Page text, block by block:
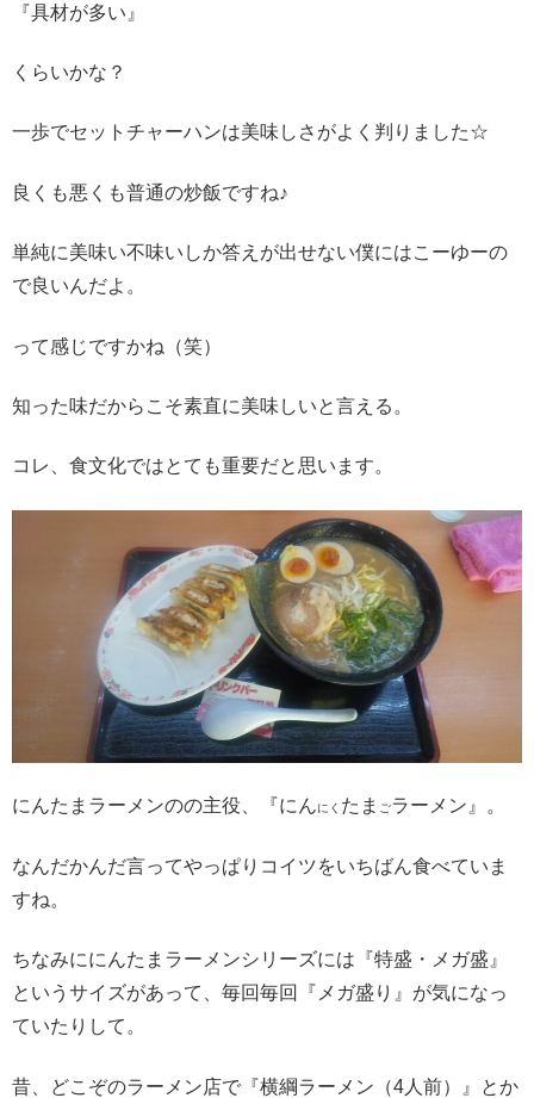
『具材が多い』
くらいかな？
一歩でセットチャーハンは美味しさがよく判りました☆
良くも悪くも普通の炒飯ですね♪
単純に美味い不味いしか答えが出せない僕にはこーゆーの
で良いんだよ。
って感じですかね（笑）
知った味だからこそ素直に美味しいと言える。
コレ、食文化ではとても重要だと思います。
にんたまラーメンのの主役、『にんにく たま ごラーメン』。
なんだかんだ言ってやっぱりコイツをいちばん食べていま
すね。
ちなみににんたまラーメンシリーズには『特盛・メガ盛』
というサイズがあって、毎回毎回『メガ盛り』が気になっ
ていたりして。
昔、どこぞのラーメン店で『横綱ラーメン（4人前）』とか